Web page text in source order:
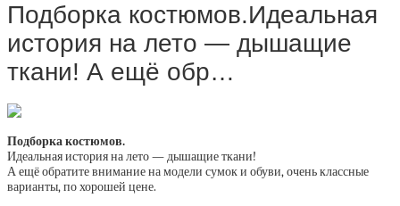
Подборка костюмов.Идеальная
история на лето — дышащие
ткани! А ещё обр…
Подборка костюмов.
Идеальная история на лето — дышащие ткани!
А ещё обратите внимание на модели сумок и обуви, очень классные
варианты, по хорошей цене.